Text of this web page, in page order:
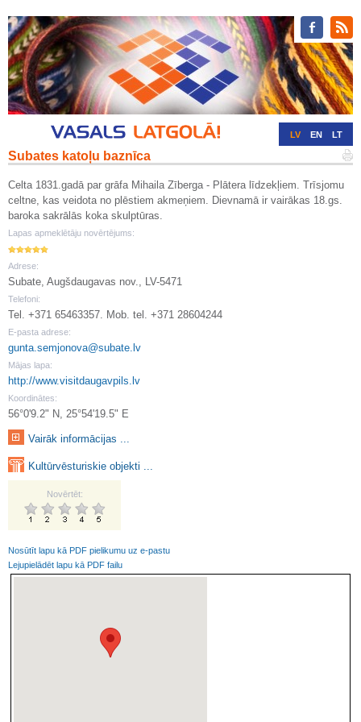
LV EN LT
Subates katoļu baznīca
Celta 1831.gadā par grāfa Mihaila Zīberga - Plātera līdzekļiem. Trīsjomu
celtne, kas veidota no plēstiem akmeņiem. Dievnamā ir vairākas 18.gs.
baroka sakrālās koka skulptūras.
Lapas apmeklētāju novērtējums:
Adrese:
Subate, Augšdaugavas nov., LV-5471
Telefoni:
Tel. +371 65463357. Mob. tel. +371 28604244
E-pasta adrese:
gunta.semjonova@subate.lv
Mājas lapa:
http://www.visitdaugavpils.lv
Koordinātes:
56°0'9.2" N, 25°54'19.5" E
Vairāk informācijas ...
Kultūrvēsturiskie objekti ...
Novērtēt:
Nosūtīt lapu kā PDF pielikumu uz e-pastu
Lejupielādēt lapu kā PDF failu